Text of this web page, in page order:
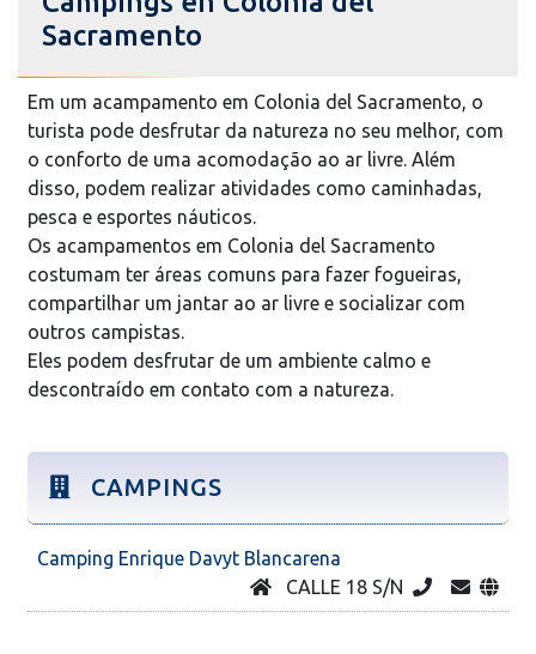
Sacramento
Em um acampamento em Colonia del Sacramento, o
turista pode desfrutar da natureza no seu melhor, com
o conforto de uma acomodação ao ar livre. Além
disso, podem realizar atividades como caminhadas,
pesca e esportes náuticos.
Os acampamentos em Colonia del Sacramento
costumam ter áreas comuns para fazer fogueiras,
compartilhar um jantar ao ar livre e socializar com
outros campistas.
Eles podem desfrutar de um ambiente calmo e
descontraído em contato com a natureza.
CAMPINGS
Camping Enrique Davyt Blancarena
CALLE 18 S/N